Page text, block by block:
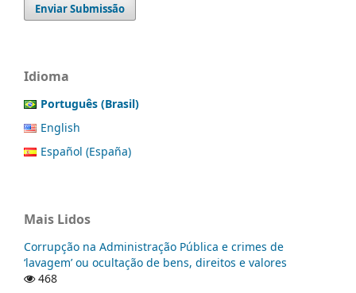
Enviar Submissão
Idioma
Português (Brasil)
English
Español (España)
Mais Lidos
Corrupção na Administração Pública e crimes de
‘lavagem’ ou ocultação de bens, direitos e valores
468